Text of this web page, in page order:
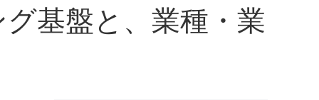
基盤と、業種・業